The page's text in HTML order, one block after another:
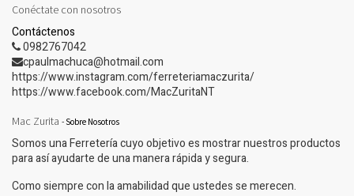
Conéctate con nosotros
Contáctenos
0982767042
cpaulmachuca@hotmail.com
https://www.instagram.com/ferreteriamaczurita/
https://www.facebook.com/MacZuritaNT
Mac Zurita - Sobre Nosotros
Somos una Ferretería cuyo objetivo es mostrar nuestros productos
para así ayudarte de una manera rápida y segura.
Como siempre con la amabilidad que ustedes se merecen.